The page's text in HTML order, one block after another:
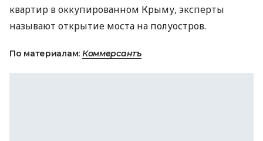
квартир в оккупированном Крыму, эксперты
называют открытие моста на полуостров.
По материалам: Коммерсантъ